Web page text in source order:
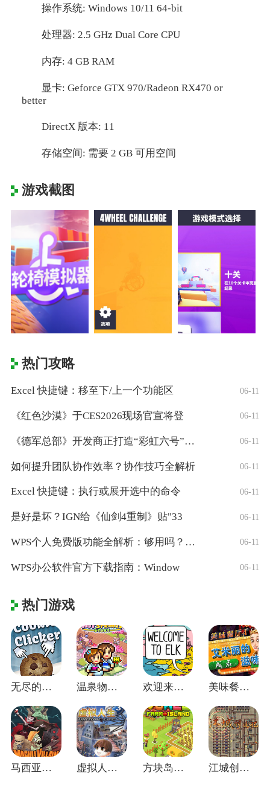
操作系统: Windows 10/11 64-bit
处理器: 2.5 GHz Dual Core CPU
内存: 4 GB RAM
显卡: Geforce GTX 970/Radeon RX470 or
better
DirectX 版本: 11
存储空间: 需要 2 GB 可用空间
游戏截图
热门攻略
Excel 快捷键：移至下/上一个功能区 06-11
《红色沙漠》于CES2026现场官宣将登 06-11
《德军总部》开发商正打造“彩虹六号”风格 06-11
如何提升团队协作效率？协作技巧全解析 06-11
Excel 快捷键：执行或展开选中的命令 06-11
是好是坏？IGN给《仙剑4重制》贴"33 06-11
WPS个人免费版功能全解析：够用吗？适合 06-11
WPS办公软件官方下载指南：Window 06-11
热门游戏
无尽的饼干 v2.053 温泉物语(Hot Springs Sto 欢迎来到埃尔克电脑版 v1.22.4 美味餐厅4艾米丽的成名滋味绿色免安装版
马西亚恶棍中文免安装版 虚拟人生3中文版 方块岛农场PC中文版 江城创业记中文版